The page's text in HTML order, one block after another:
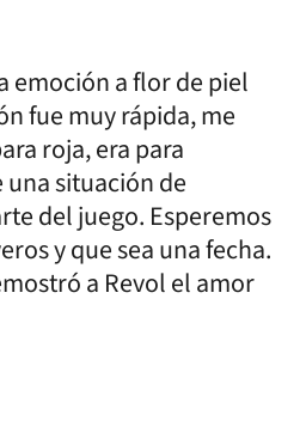
emoción a flor de piel
fue muy rápida, me
roja, era para
situación de
del juego. Esperemos
y que sea una fecha.
a Revol el amor